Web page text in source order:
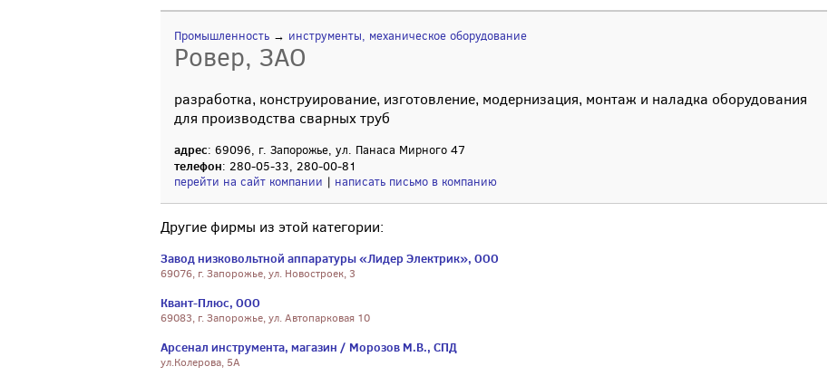
Промышленность → инструменты, механическое оборудование
Ровер, ЗАО
разработка, конструирование, изготовление, модернизация, монтаж и наладка оборудования
для производства сварных труб
адрес: 69096, г. Запорожье, ул. Панаса Мирного 47
телефон: 280-05-33, 280-00-81
перейти на сайт компании | написать письмо в компанию
Другие фирмы из этой категории:
Завод низковольтной аппаратуры «Лидер Электрик», ООО
69076, г. Запорожье, ул. Новостроек, 3
Квант-Плюс, ООО
69083, г. Запорожье, ул. Автопарковая 10
Арсенал инструмента, магазин / Морозов М.В., СПД
ул.Колерова, 5А